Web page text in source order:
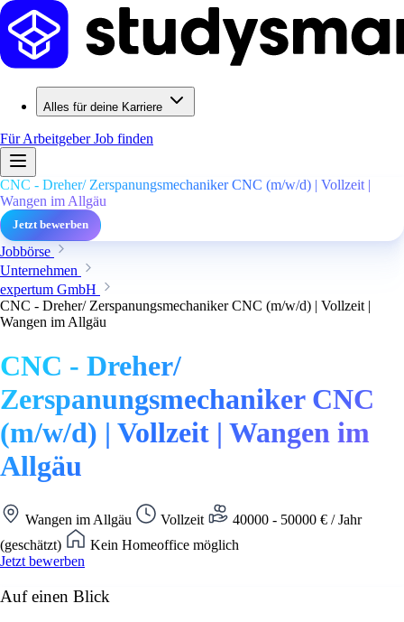
Alles für deine Karriere
Für ArbeitgeberJob finden
CNC - Dreher/ Zerspanungsmechaniker CNC (m/w/d) | Vollzeit |
Wangen im Allgäu
Jetzt bewerben
Jobbörse
Unternehmen
expertum GmbH
CNC - Dreher/ Zerspanungsmechaniker CNC (m/w/d) | Vollzeit |
Wangen im Allgäu
CNC - Dreher/
Zerspanungsmechaniker CNC
(m/w/d) | Vollzeit | Wangen im
Allgäu
Wangen im Allgäu Vollzeit
40000 - 50000 € / Jahr
(geschätzt)
Kein Homeoffice möglich
Jetzt bewerben
Auf einen Blick